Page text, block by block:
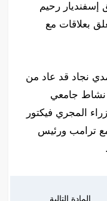
رحيم
بعلاقات مع
نجاد قد عاد من
نشاط جامعي
المجري فيكتور
مع ترامب ورئيس
المادة التالية